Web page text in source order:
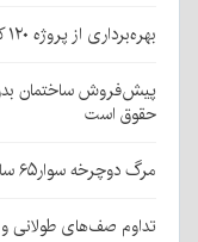
بهره‌برداری از پروژه ۱۲۰ کیلومتری فیبرنوری روستایی در قلعه‌گنج
پیش‌فروش ساختمان
حقوق است
مرگ دوچرخه سوار۶۵ ساله در مسیر باغین
تداوم صف‌های طولانی و